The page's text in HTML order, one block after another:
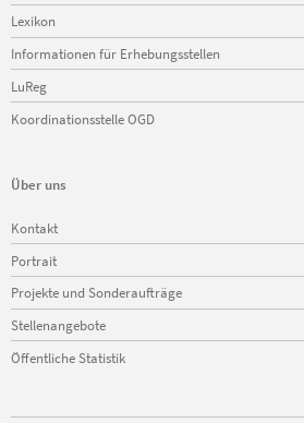
Lexikon
Informationen für Erhebungsstellen
LuReg
Koordinationsstelle OGD
Über uns
Navigation
überspringen
Kontakt
Portrait
Projekte und Sonderaufträge
Stellenangebote
Öffentliche Statistik